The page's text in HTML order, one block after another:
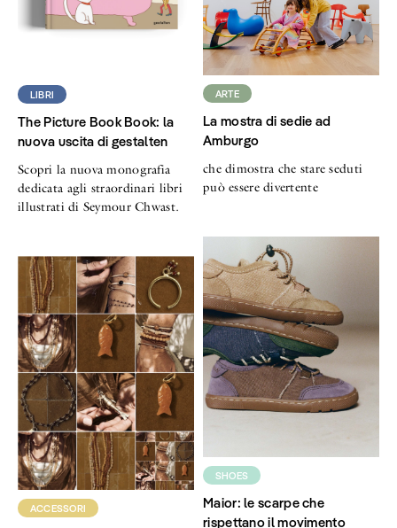
LIBRI
The Picture Book Book: la
nuova uscita di gestalten
Scopri la nuova monografia
dedicata agli straordinari libri
illustrati di Seymour Chwast.
ARTE
La mostra di sedie ad
Amburgo
che dimostra che stare seduti
può essere divertente
ACCESSORI
SHOES
Maior: le scarpe che
rispettano il movimento